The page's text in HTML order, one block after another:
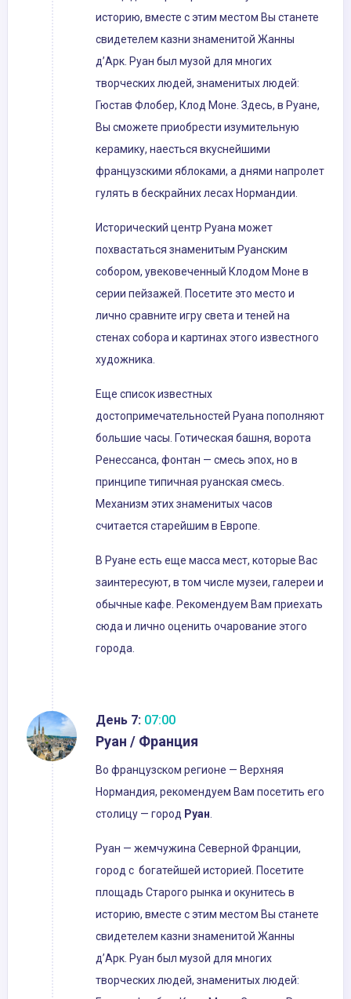
историю, вместе с этим местом Вы станете
свидетелем казни знаменитой Жанны
д’Арк. Руан был музой для многих
творческих людей, знаменитых людей:
Гюстав Флобер, Клод Моне. Здесь, в Руане,
Вы сможете приобрести изумительную
керамику, наесться вкуснейшими
французскими яблоками, а днями напролет
гулять в бескрайних лесах Нормандии.
Исторический центр Руана может
похвастаться знаменитым Руанским
собором, увековеченный Клодом Моне в
серии пейзажей. Посетите это место и
лично сравните игру света и теней на
стенах собора и картинах этого известного
художника.
Еще список известных
достопримечательностей Руана пополняют
большие часы. Готическая башня, ворота
Ренессанса, фонтан — смесь эпох, но в
принципе типичная руанская смесь.
Механизм этих знаменитых часов
считается старейшим в Европе.
В Руане есть еще масса мест, которые Вас
заинтересуют, в том числе музеи, галереи и
обычные кафе. Рекомендуем Вам приехать
сюда и лично оценить очарование этого
города.
День 7: 07:00
Руан / Франция
Во французском регионе — Верхняя
Нормандия, рекомендуем Вам посетить его
столицу — город Руан
Руан — жемчужина Северной Франции,
город с богатейшей историей. Посетите
площадь Старого рынка и окунитесь в
историю, вместе с этим местом Вы станете
свидетелем казни знаменитой Жанны
д’Арк. Руан был музой для многих
творческих людей, знаменитых людей: